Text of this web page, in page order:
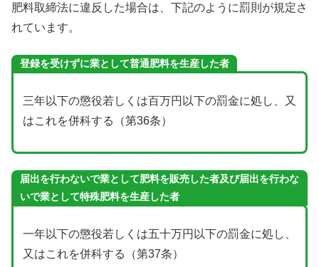
肥料取締法に違反した場合は、下記のように罰則が規定さ
れています。
登録を受けずに業として普通肥料を生産した者
三年以下の懲役若しくは百万円以下の罰金に処し、又
はこれを併科する（第36条）
届出を行わないで業として肥料を販売した者及び届出を行わな
いで業として特殊肥料を生産した者
一年以下の懲役若しくは五十万円以下の罰金に処し、
又はこれを併科する（第37条）